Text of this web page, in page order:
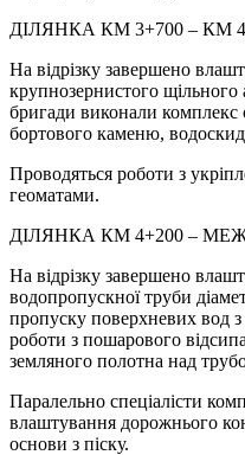
ДІЛЯНКА КМ 3+700 – КМ
На відрізку завершено
крупнозернистого щільного
бригади виконали комплекс
бортового каменю,
Проводяться роботи з
геоматами.
ДІЛЯНКА КМ 4+200 –
На відрізку завершено
водопропускної труби
пропуску поверхневих вод з
роботи з пошарового
земляного полотна над
Паралельно спеціалісти
влаштування дорожнього
основи з піску.